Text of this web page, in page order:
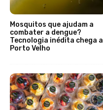
Mosquitos que ajudam a
combater a dengue?
Tecnologia inédita chega a
Porto Velho